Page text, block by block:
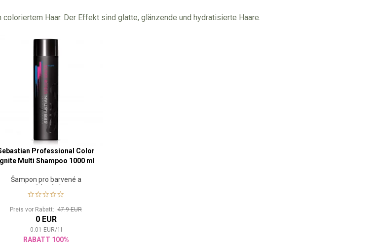
Haar. Der Effekt sind glatte, glänzende und hydratisierte Haare.
Professional Color
Ignite Multi Shampoo 1000 ml
Šampon pro barvené a
zesvětlené vlasy
Preis vor Rabatt:47.9 EUR
0 EUR
0.01 EUR/1
RABATT 100%